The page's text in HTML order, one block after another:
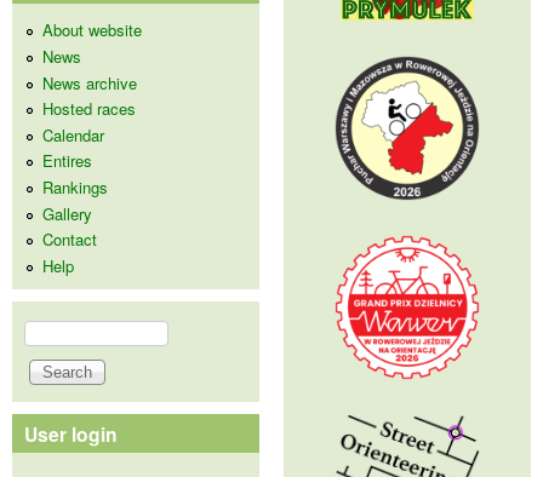
About website
News
News archive
Hosted races
Calendar
Entires
Rankings
Gallery
Contact
Help
Search form
Search
User login